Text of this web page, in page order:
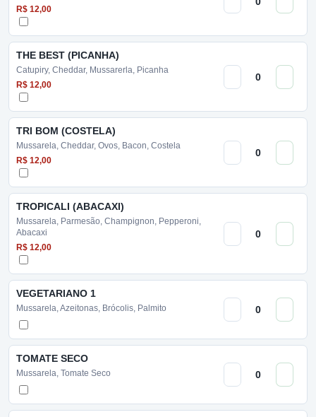
R$ 12,00
THE BEST (PICANHA)
Catupiry, Cheddar, Mussarerla, Picanha
R$ 12,00
TRI BOM (COSTELA)
Mussarela, Cheddar, Ovos, Bacon, Costela
R$ 12,00
TROPICALI (ABACAXI)
Mussarela, Parmesão, Champignon, Pepperoni,
Abacaxi
R$ 12,00
VEGETARIANO 1
Mussarela, Azeitonas, Brócolis, Palmito
TOMATE SECO
Mussarela, Tomate Seco